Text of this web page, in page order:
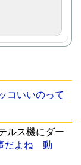
コいいのって
ルス機にダー
だよね 動